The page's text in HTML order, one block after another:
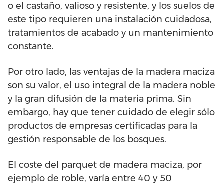
o el castaño, valioso y resistente, y los suelos de
este tipo requieren una instalación cuidadosa,
tratamientos de acabado y un mantenimiento
constante.
Por otro lado, las ventajas de la madera maciza
son su valor, el uso integral de la madera noble
y la gran difusión de la materia prima. Sin
embargo, hay que tener cuidado de elegir sólo
productos de empresas certificadas para la
gestión responsable de los bosques.
El coste del parquet de madera maciza, por
ejemplo de roble, varía entre 40 y 50